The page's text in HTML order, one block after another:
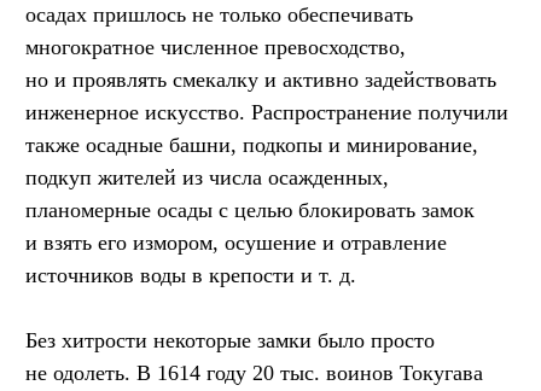
осадах пришлось не только обеспечивать
многократное численное превосходство,
но и проявлять смекалку и активно задействовать
инженерное искусство. Распространение получили
также осадные башни, подкопы и минирование,
подкуп жителей из числа осажденных,
планомерные осады с целью блокировать замок
и взять его измором, осушение и отравление
источников воды в крепости и т. д.
Без хитрости некоторые замки было просто
не одолеть. В 1614 году 20 тыс. воинов Токугава